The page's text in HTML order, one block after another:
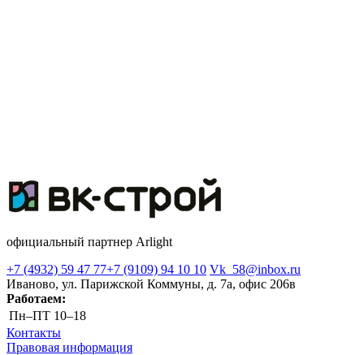
официальный партнер Arlight
+7 (4932) 59 47 77+7 (9109) 94 10 10 Vk_58@inbox.ru
Иваново, ул. Парижской Коммуны, д. 7а, офис 206в
Работаем:
Пн–ПТ 10–18
Контакты
Правовая информация